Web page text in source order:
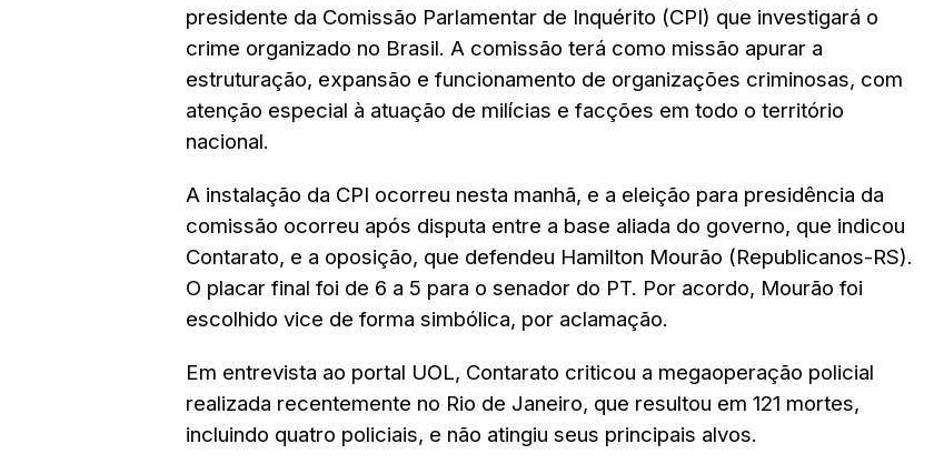
presidente da Comissão Parlamentar de Inquérito (CPI) que investigará o
crime organizado no Brasil. A comissão terá como missão apurar a
estruturação, expansão e funcionamento de organizações criminosas, com
atenção especial à atuação de milícias e facções em todo o território
nacional.
A instalação da CPI ocorreu nesta manhã, e a eleição para presidência da
comissão ocorreu após disputa entre a base aliada do governo, que indicou
Contarato, e a oposição, que defendeu Hamilton Mourão (Republicanos-RS).
O placar final foi de 6 a 5 para o senador do PT. Por acordo, Mourão foi
escolhido vice de forma simbólica, por aclamação.
Em entrevista ao portal UOL, Contarato criticou a megaoperação policial
realizada recentemente no Rio de Janeiro, que resultou em 121 mortes,
incluindo quatro policiais, e não atingiu seus principais alvos.